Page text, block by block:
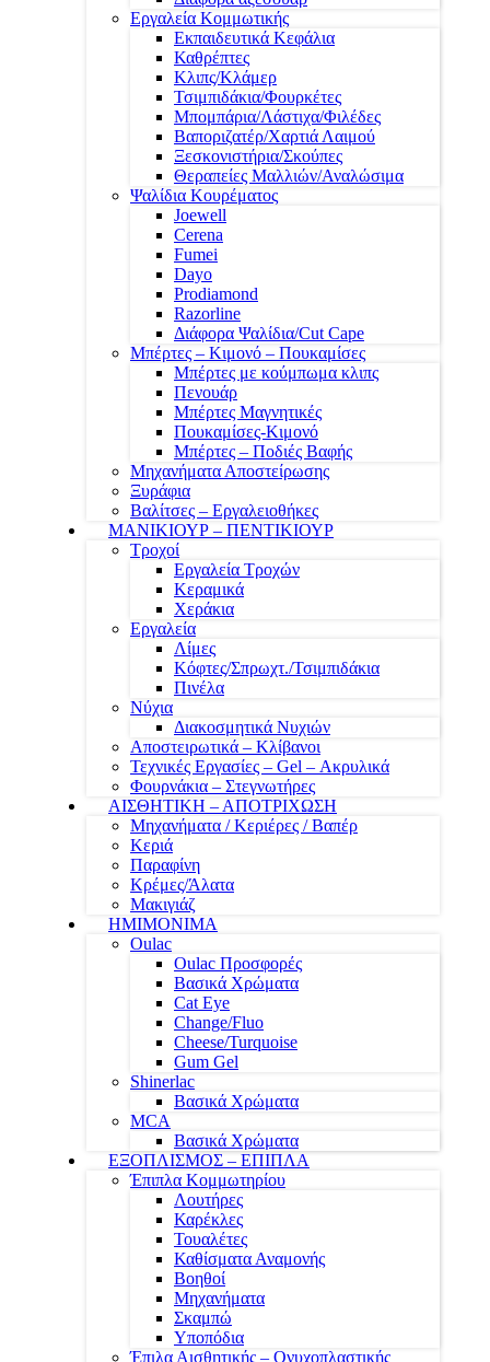
Εργαλεία Κομμωτικής
Εκπαιδευτικά Κεφάλια
Καθρέπτες
Κλιπς/Κλάμερ
Τσιμπιδάκια/Φουρκέτες
Μπομπάρια/Λάστιχα/Φιλέδες
Βαποριζατέρ/Χαρτιά Λαιμού
Ξεσκονιστήρια/Σκούπες
Θεραπείες Μαλλιών/Αναλώσιμα
Ψαλίδια Κουρέματος
Joewell
Cerena
Fumei
Dayo
Prodiamond
Razorline
Διάφορα Ψαλίδια/Cut Cape
Μπέρτες – Κιμονό – Πουκαμίσες
Μπέρτες με κούμπωμα κλιπς
Πενουάρ
Μπέρτες Μαγνητικές
Πουκαμίσες-Κιμονό
Μπέρτες – Ποδιές Βαφής
Μηχανήματα Αποστείρωσης
Ξυράφια
Βαλίτσες – Εργαλειοθήκες
ΜΑΝΙΚΙΟΥΡ – ΠΕΝΤΙΚΙΟΥΡ
Τροχοί
Εργαλεία Τροχών
Κεραμικά
Χεράκια
Εργαλεία
Λίμες
Κόφτες/Σπρωχτ./Τσιμπιδάκια
Πινέλα
Νύχια
Διακοσμητικά Νυχιών
Αποστειρωτικά – Κλίβανοι
Τεχνικές Εργασίες – Gel – Ακρυλικά
Φουρνάκια – Στεγνωτήρες
ΑΙΣΘΗΤΙΚΗ – ΑΠΟΤΡΙΧΩΣΗ
Μηχανήματα / Κεριέρες / Βαπέρ
Κεριά
Παραφίνη
Κρέμες/Άλατα
Μακιγιάζ
ΗΜΙΜΟΝΙΜΑ
Oulac
Oulac Προσφορές
Βασικά Χρώματα
Cat Eye
Change/Fluo
Cheese/Turquoise
Gum Gel
Shinerlac
Βασικά Χρώματα
MCA
Βασικά Χρώματα
ΕΞΟΠΛΙΣΜΟΣ – ΕΠΙΠΛΑ
Έπιπλα Κομμωτηρίου
Λουτήρες
Καρέκλες
Τουαλέτες
Καθίσματα Αναμονής
Βοηθοί
Μηχανήματα
Σκαμπώ
Υποπόδια
Έπιλα Αισθητικής – Ονυχοπλαστικής